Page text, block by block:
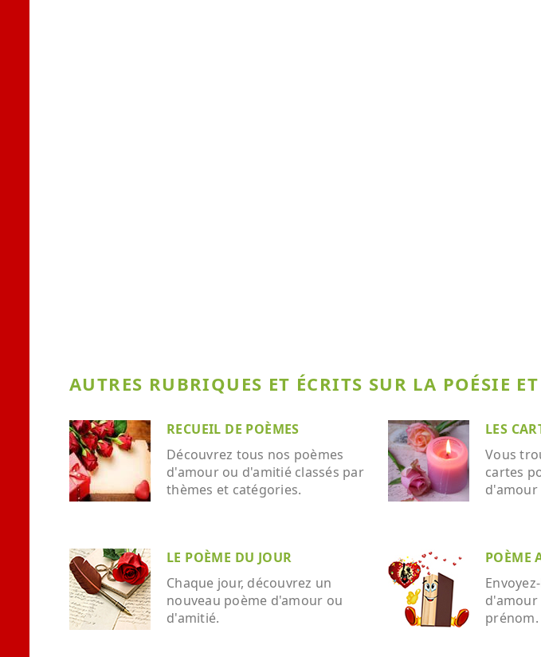
AUTRES RUBRIQUES ET ÉCRITS SUR LA POÉSIE
RECUEIL DE POÈMES
Découvrez tous nos poèmes
d'amour ou d'amitié classés par
thèmes et catégories.
LES
Vous
cartes
d'amour
LE POÈME DU JOUR
Chaque jour, découvrez un
nouveau poème d'amour ou
d'amitié.
POÈME
d'amour
prénom.